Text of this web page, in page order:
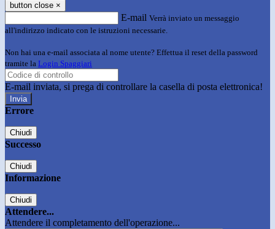
button close ×
E-mail Verrà inviato un messaggio
all'indirizzo indicato con le istruzioni necessarie.
Non hai una e-mail associata al nome utente? Effettua il reset della password
tramite la Login Spaggiari
E-mail inviata, si prega di controllare la casella di posta elettronica!
Errore
Chiudi
Successo
Chiudi
Informazione
Chiudi
Attendere...
Attendere il completamento dell'operazione...